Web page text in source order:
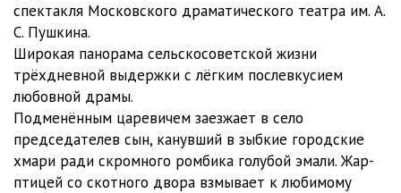
спектакля Московского драматического театра им. А.
С. Пушкина.
Широкая панорама сельскосоветской жизни
трёхдневной выдержки с лёгким послевкусием
любовной драмы.
Подменённым царевичем заезжает в село
председателев сын, канувший в зыбкие городские
хмари ради скромного ромбика голубой эмали. Жар-
птицей со скотного двора взмывает к любимому